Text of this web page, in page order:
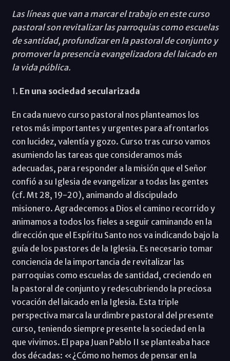
Las líneas que van a marcar el trabajo en este curso
pastoral son revitalizar las parroquias como escuelas
de santidad, profundizar en la pastoral de conjunto y
promover la presencia evangelizadora del laicado en
la vida pública.
1. En una sociedad secularizada
En cada nuevo curso pastoral nos planteamos los
retos más importantes y urgentes para afrontarlos
con lucidez, valentía y gozo. Curso tras curso vamos
asumiendo las tareas que consideramos más
adecuadas, para responder a la misión que el Señor
confió a su Iglesia de evangelizar a todas las gentes
(cf. Mt 28, 19-20), animando al discipulado
misionero. Agradecemos a Dios el camino recorrido y
animamos a todos los fieles a seguir caminando en la
dirección que el Espíritu Santo nos va indicando bajo la
guía de los pastores de la Iglesia. Es necesario tomar
conciencia de la importancia de revitalizar las
parroquias como escuelas de santidad, creciendo en
la pastoral de conjunto y redescubriendo la preciosa
vocación del laicado en la Iglesia. Esta triple
perspectiva marca la urdimbre pastoral del presente
curso, teniendo siempre presente la sociedad en la
que vivimos. El papa Juan Pablo II se planteaba hace
dos décadas: «¿Cómo no hemos de pensar en la